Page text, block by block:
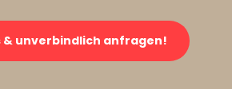
& unverbindlich anfragen!